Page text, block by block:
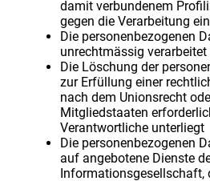
damit verbundenem
gegen die Verarbeitung ein
Die personenbezogenen
unrechtmässig verarbeitet
Die Löschung der
zur Erfüllung einer
nach dem Unionsrecht
Mitgliedstaaten
Verantwortliche unterliegt
Die personenbezogenen
auf angebotene Dienste
Informationsgesellschaft,